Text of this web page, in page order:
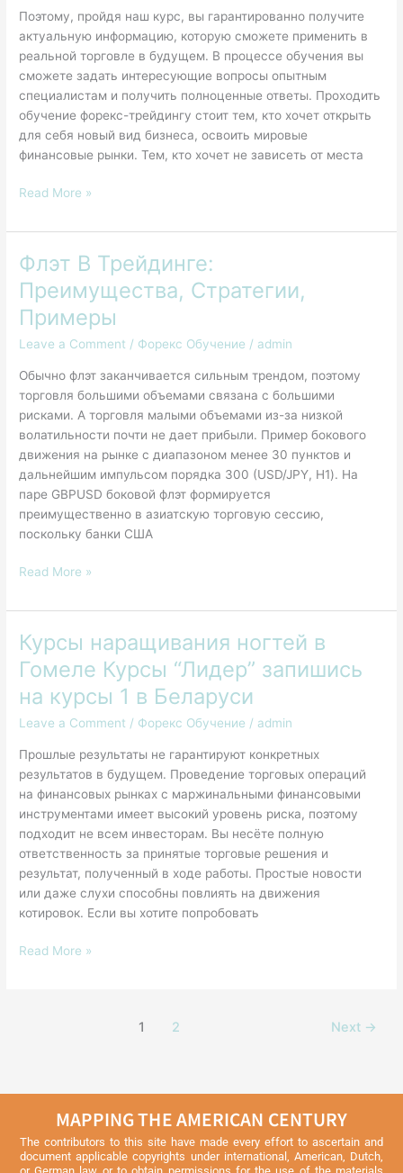
Поэтому, пройдя наш курс, вы гарантированно получите
актуальную информацию, которую сможете применить в
реальной торговле в будущем. В процессе обучения вы
сможете задать интересующие вопросы опытным
специалистам и получить полноценные ответы. Проходить
обучение форекс-трейдингу стоит тем, кто хочет открыть
для себя новый вид бизнеса, освоить мировые
финансовые рынки. Тем, кто хочет не зависеть от места
Форекс
на
Forex
Ratings
Форекс
стратегии
Read More »
Флэт В Трейдинге:
Преимущества, Стратегии,
Примеры
Leave a Comment / Форекс Обучение / admin
Обычно флэт заканчивается сильным трендом, поэтому
торговля большими объемами связана с большими
рисками. А торговля малыми объемами из-за низкой
волатильности почти не дает прибыли. Пример бокового
движения на рынке с диапазоном менее 30 пунктов и
дальнейшим импульсом порядка 300 (USD/JPY, H1). На
паре GBPUSD боковой флэт формируется
преимущественно в азиатскую торговую сессию,
поскольку банки США
Флэт
В
Трейдинге:
Преимущества,
Стратегии,
Read More »
Курсы наращивания ногтей в
Гомеле Курсы “Лидер” запишись
на курсы 1 в Беларуси
Leave a Comment / Форекс Обучение / admin
Прошлые результаты не гарантируют конкретных
результатов в будущем. Проведение торговых операций
на финансовых рынках с маржинальными финансовыми
инструментами имеет высокий уровень риска, поэтому
подходит не всем инвесторам. Вы несёте полную
ответственность за принятые торговые решения и
результат, полученный в ходе работы. Простые новости
или даже слухи способны повлиять на движения
котировок. Если вы хотите попробовать
Курсы
наращивания
ногтей
в
Гомеле
“Лидер”
запишись
на
курсы
1
в
Беларуси
Read More »
1 2 Next →
MAPPING THE AMERICAN CENTURY
The contributors to this site have made every effort to ascertain and
document applicable copyrights under international, American, Dutch,